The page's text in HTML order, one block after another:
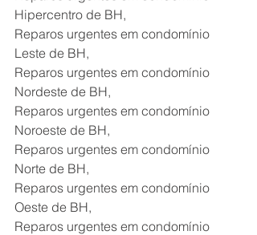
Hipercentro de BH,
Reparos urgentes em condomínio
Leste de BH,
Reparos urgentes em condomínio
Nordeste de BH,
Reparos urgentes em condomínio
Noroeste de BH,
Reparos urgentes em condomínio
Norte de BH,
Reparos urgentes em condomínio
Oeste de BH,
Reparos urgentes em condomínio